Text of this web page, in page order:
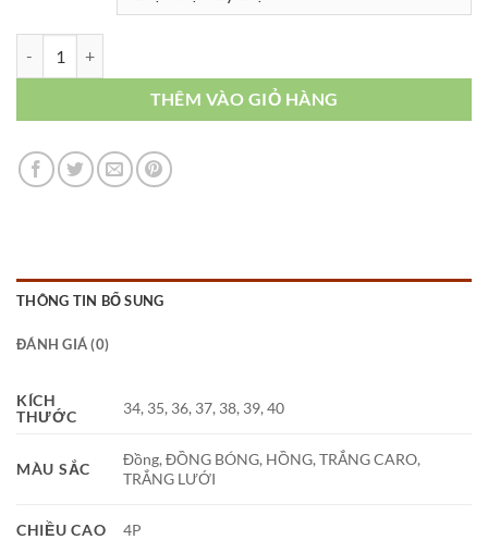
THÊM VÀO GIỎ HÀNG
THÔNG TIN BỔ SUNG
ĐÁNH GIÁ (0)
KÍCH
THƯỚC
34, 35, 36, 37, 38, 39, 40
MÀU SẮC
Đồng, ĐỒNG BÓNG, HỒNG, TRẮNG CARO,
TRẮNG LƯỚI
CHIỀU CAO 4P